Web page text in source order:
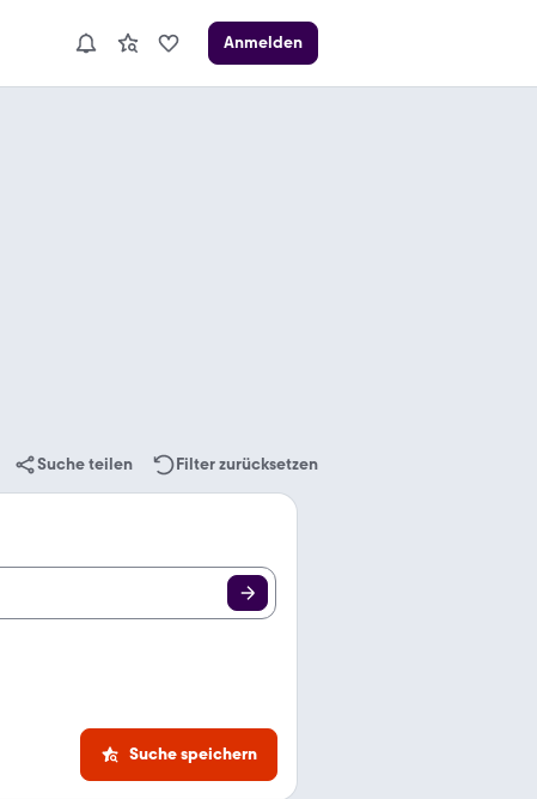
Anmelden
Suche teilen Filter zurücksetzen
Suche speichern